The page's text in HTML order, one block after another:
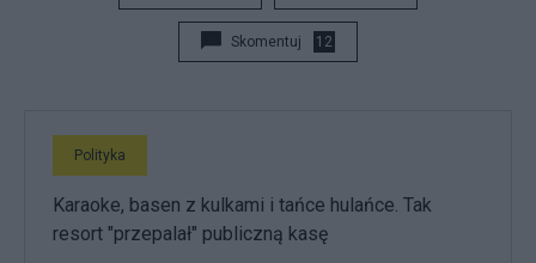
Skomentuj 12
Polityka
Karaoke, basen z kulkami i tańce hulańce. Tak
resort "przepalał" publiczną kasę